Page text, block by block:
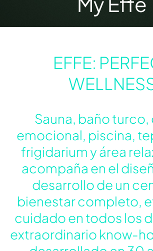
Colección
Yoku
EFFE:
Sauna, baño turco,
emocional, piscina,
frigidarium y área
acompaña en el
desarrollo de un
bienestar completo,
cuidado en todos los
extraordinario know-